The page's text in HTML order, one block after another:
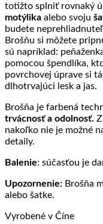
totižto splniť rovnaký
motýlika alebo svoju
budete
Brošňu si môžete
sú napríklad:
pomocou špendlíka,
povrchovej úprave si
dlhotrvajúci lesk a jas.
Brošňa je farbená
trvácnosť a odolnosť.
nakoľko nie je možné
detaily.
Balenie: súčasťou je
Upozornenie: Brošňa
alebo šatke.
Vyrobené v Číne